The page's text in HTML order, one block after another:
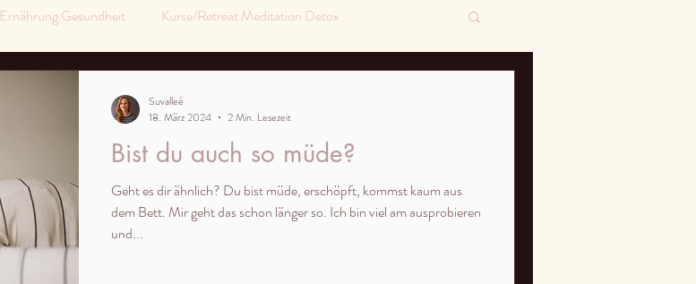
Ernährung Gesundheit Kurse/Retreat Meditation Detox
Bist du auch so müde?
Geht es dir ähnlich? Du bist müde, erschöpft, kommst kaum aus
dem Bett. Mir geht das schon länger so. Ich bin viel am ausprobieren
und...
Suvalleé
18. März 2024
2 Min. Lesezeit